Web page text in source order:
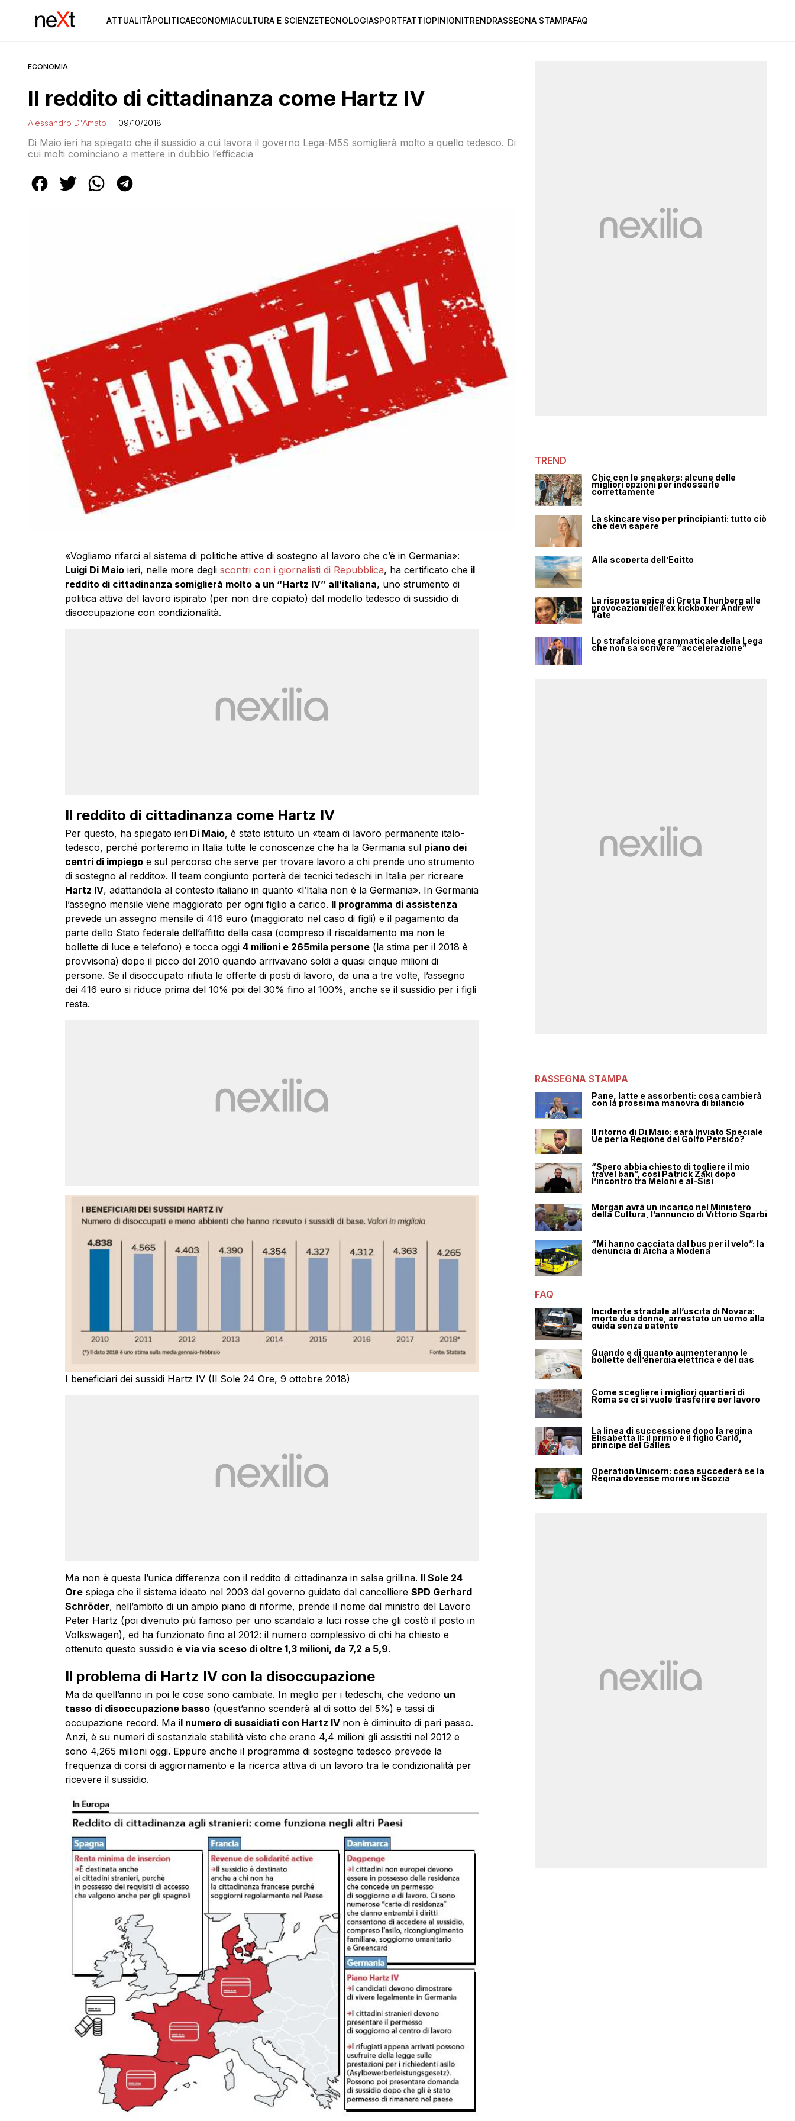
ATTUALITÀPOLITICAECONOMIACULTURA E SCIENZETECNOLOGIASPORTFATTIOPINIONITRENDRASSEGNA STAMPAFAQ
ECONOMIA
Il reddito di cittadinanza come Hartz IV
Alessandro D'Amato 09/10/2018
Di Maio ieri ha spiegato che il sussidio a cui lavora il governo Lega-M5S somiglierà molto a quello tedesco. Di
cui molti cominciano a mettere in dubbio l’efficacia
«Vogliamo rifarci al sistema di politiche attive di sostegno al lavoro che c’è in Germania»:
Luigi Di Maioieri, nelle more degli scontri con i giornalisti di Repubblica, ha certificato cheil
reddito di cittadinanza somiglierà molto a un “Hartz IV” all’italiana, uno strumento di
politica attiva del lavoro ispirato (per non dire copiato) dal modello tedesco di sussidio di
disoccupazione con condizionalità.
Il reddito di cittadinanza come Hartz IV
Per questo, ha spiegato ieriDi Maio, è stato istituito un «team di lavoro permanente italo-
tedesco, perché porteremo in Italia tutte le conoscenze che ha la Germania sul piano dei
centri di impiegoe sul percorso che serve per trovare lavoro a chi prende uno strumento
di sostegno al reddito». Il team congiunto porterà dei tecnici tedeschi in Italia per ricreare
Hartz IV, adattandola al contesto italiano in quanto «l’Italia non è la Germania». In Germania
l’assegno mensile viene maggiorato per ogni figlio a carico. Il programma di assistenza
prevede un assegno mensile di 416 euro (maggiorato nel caso di figli) e il pagamento da
parte dello Stato federale dell’affitto della casa (compreso il riscaldamento ma non le
bollette di luce e telefono) e tocca oggi 4 milioni e 265mila persone(la stima per il 2018 è
provvisoria) dopo il picco del 2010 quando arrivavano soldi a quasi cinque milioni di
persone. Se il disoccupato rifiuta le offerte di posti di lavoro, da una a tre volte, l’assegno
dei 416 euro si riduce prima del 10% poi del 30% fino al 100%, anche se il sussidio per i figli
resta.
I beneficiari dei sussidi Hartz IV (Il Sole 24 Ore, 9 ottobre 2018)
Ma non è questa l’unica differenza con il reddito di cittadinanza in salsa grillina. Il Sole 24
Orespiega che il sistema ideato nel 2003 dal governo guidato dal cancelliere SPD Gerhard
Schröder, nell’ambito di un ampio piano di riforme, prende il nome dal ministro del Lavoro
Peter Hartz (poi divenuto più famoso per uno scandalo a luci rosse che gli costò il posto in
Volkswagen), ed ha funzionato fino al 2012: il numero complessivo di chi ha chiesto e
ottenuto questo sussidio è via via sceso di oltre 1,3 milioni, da 7,2 a 5,9.
Il problema di Hartz IV con la disoccupazione
Ma da quell’anno in poi le cose sono cambiate. In meglio per i tedeschi, che vedono un
tasso di disoccupazione basso(quest’anno scenderà al di sotto del 5%) e tassi di
occupazione record. Mail numero di sussidiati con Hartz IV non è diminuito di pari passo.
Anzi, è su numeri di sostanziale stabilità visto che erano 4,4 milioni gli assistiti nel 2012 e
sono 4,265 milioni oggi. Eppure anche il programma di sostegno tedesco prevede la
frequenza di corsi di aggiornamento e la ricerca attiva di un lavoro tra le condizionalità per
ricevere il sussidio.
TREND
Chic con le sneakers: alcune delle
migliori opzioni per indossarle
correttamente
La skincare viso per principianti: tutto ciò
che devi sapere
Alla scoperta dell’Egitto
La risposta epica di Greta Thunberg alle
provocazioni dell’ex kickboxer Andrew
Tate
Lo strafalcione grammaticale della Lega
che non sa scrivere “accelerazione”
RASSEGNA STAMPA
Pane, latte e assorbenti: cosa cambierà
con la prossima manovra di bilancio
Il ritorno di Di Maio: sarà Inviato Speciale
Ue per la Regione del Golfo Persico?
“Spero abbia chiesto di togliere il mio
travel ban”, così Patrick Zaki dopo
l’incontro tra Meloni e al-Sisi
Morgan avrà un incarico nel Ministero
della Cultura, l’annuncio di Vittorio Sgarbi
“Mi hanno cacciata dal bus per il velo”: la
denuncia di Aicha a Modena
FAQ
Incidente stradale all’uscita di Novara:
morte due donne, arrestato un uomo alla
guida senza patente
Quando e di quanto aumenteranno le
bollette dell’energia elettrica e del gas
Come scegliere i migliori quartieri di
Roma se ci si vuole trasferire per lavoro
La linea di successione dopo la regina
Elisabetta II: il primo è il figlio Carlo,
principe del Galles
Operation Unicorn: cosa succederà se la
Regina dovesse morire in Scozia